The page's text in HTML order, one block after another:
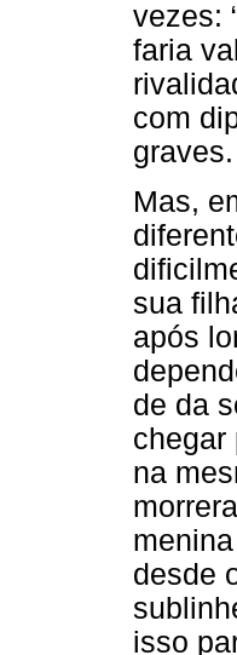
vezes:
faria
com
graves.
Mas,
sua
após
de da
chegar
na
desde
isso